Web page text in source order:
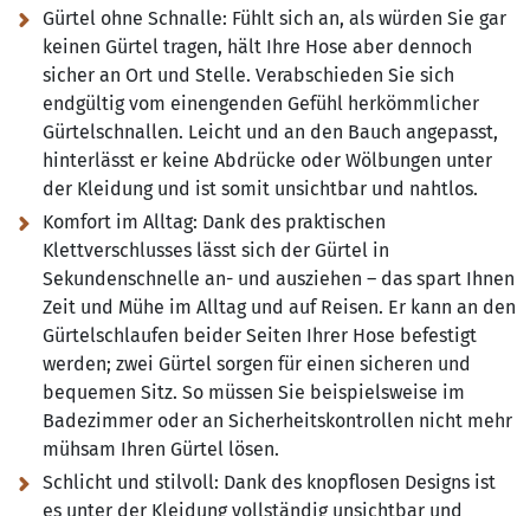
Gürtel ohne Schnalle: Fühlt sich an, als würden Sie gar
keinen Gürtel tragen, hält Ihre Hose aber dennoch
sicher an Ort und Stelle. Verabschieden Sie sich
endgültig vom einengenden Gefühl herkömmlicher
Gürtelschnallen. Leicht und an den Bauch angepasst,
hinterlässt er keine Abdrücke oder Wölbungen unter
der Kleidung und ist somit unsichtbar und nahtlos.
Komfort im Alltag: Dank des praktischen
Klettverschlusses lässt sich der Gürtel in
Sekundenschnelle an- und ausziehen – das spart Ihnen
Zeit und Mühe im Alltag und auf Reisen. Er kann an den
Gürtelschlaufen beider Seiten Ihrer Hose befestigt
werden; zwei Gürtel sorgen für einen sicheren und
bequemen Sitz. So müssen Sie beispielsweise im
Badezimmer oder an Sicherheitskontrollen nicht mehr
mühsam Ihren Gürtel lösen.
Schlicht und stilvoll: Dank des knopflosen Designs ist
es unter der Kleidung vollständig unsichtbar und